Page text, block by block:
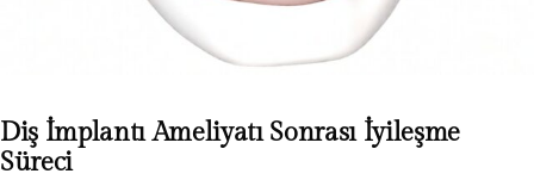
Diş İmplantı Ameliyatı Sonrası İyileşme
Süreci